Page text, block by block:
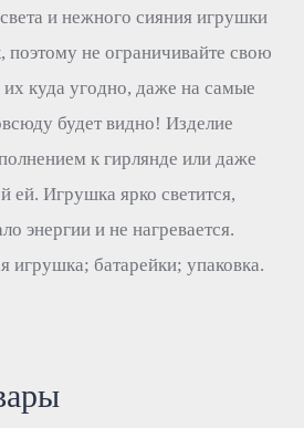
и нежного сияния игрушки
поэтому не ограничивайте свою
куда угодно, даже на самые
будет видно! Изделие
к гирлянде или даже
ей. Игрушка ярко светится,
энергии и не нагревается.
игрушка; батарейки; упаковка.